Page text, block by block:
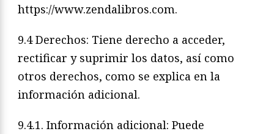
https://www.zendalibros.com.
9.4 Derechos: Tiene derecho a acceder,
rectificar y suprimir los datos, así como
otros derechos, como se explica en la
información adicional.
9.4.1. Información adicional: Puede